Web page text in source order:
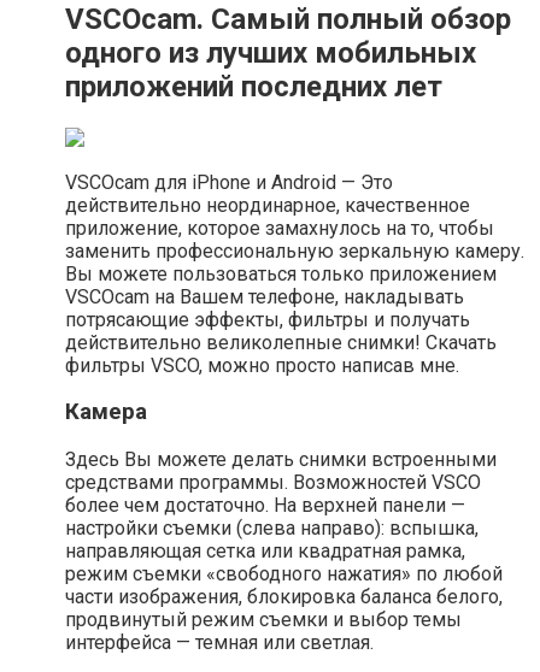
VSCOcam. Самый полный обзор
одного из лучших мобильных
приложений последних лет
VSCOcam для iPhone и Android — Это
действительно неординарное, качественное
приложение, которое замахнулось на то, чтобы
заменить профессиональную зеркальную камеру.
Вы можете пользоваться только приложением
VSCOcam на Вашем телефоне, накладывать
потрясающие эффекты, фильтры и получать
действительно великолепные снимки! Скачать
фильтры VSCO, можно просто написав мне.
Камера
Здесь Вы можете делать снимки встроенными
средствами программы. Возможностей VSCO
более чем достаточно. На верхней панели —
настройки съемки (слева направо): вспышка,
направляющая сетка или квадратная рамка,
режим съемки «свободного нажатия» по любой
части изображения, блокировка баланса белого,
продвинутый режим съемки и выбор темы
интерфейса — темная или светлая.